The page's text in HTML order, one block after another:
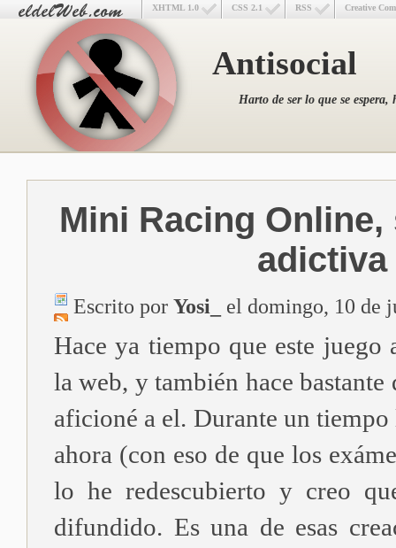
Creative
RSS
CSS 2.1
XHTML 1.0
Antisocial
Harto de ser lo que se
Mini Racing
adictiva
Escrito por Yosi_ el domingo, 10 de
Hace ya tiempo que este juego
la web, y también hace
aficioné a el. Durante un
ahora (con eso de que los
lo he redescubierto y creo
difundido. Es una de esas